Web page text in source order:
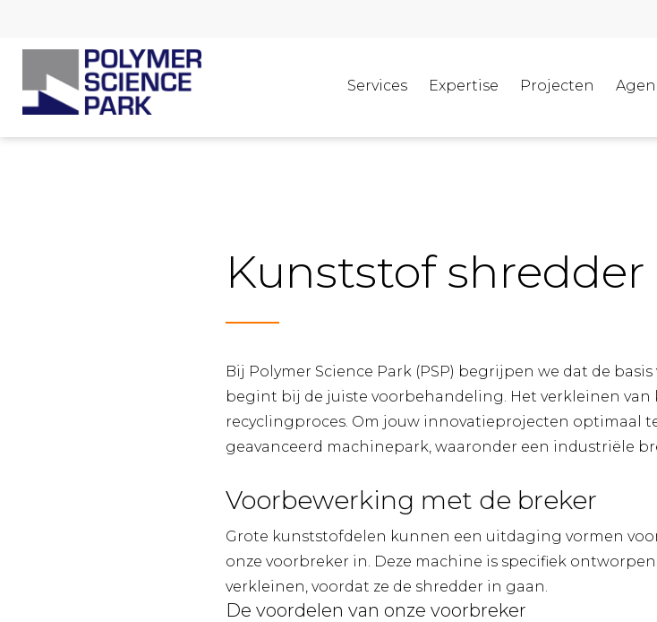
Services Expertise Projecten
Kunststof
Bij Polymer Science Park (PSP) begrijpen we dat de
begint bij de juiste voorbehandeling. Het verkleinen
recyclingproces. Om jouw innovatieprojecten optimaal
geavanceerd machinepark, waaronder een industriële
Voorbewerking met de breker
Grote kunststofdelen kunnen een uitdaging vormen
onze voorbreker in. Deze machine is specifiek
verkleinen, voordat ze de shredder in gaan.
De voordelen van onze voorbreker